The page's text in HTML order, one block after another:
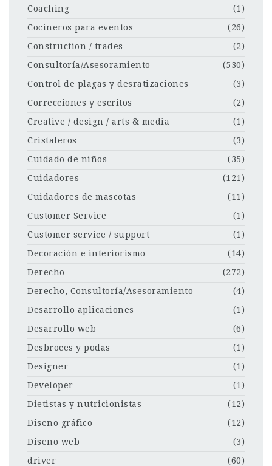
Coaching
(1)
Cocineros para eventos
(26)
Construction / trades
(2)
Consultoría/Asesoramiento
(530)
Control de plagas y desratizaciones
(3)
Correcciones y escritos
(2)
Creative / design / arts & media
(1)
Cristaleros
(3)
Cuidado de niños
(35)
Cuidadores
(121)
Cuidadores de mascotas
(11)
Customer Service
(1)
Customer service / support
(1)
Decoración e interiorismo
(14)
Derecho
(272)
Derecho, Consultoría/Asesoramiento
(4)
Desarrollo aplicaciones
(1)
Desarrollo web
(6)
Desbroces y podas
(1)
Designer
(1)
Developer
(1)
Dietistas y nutricionistas
(12)
Diseño gráfico
(12)
Diseño web
(3)
driver
(60)